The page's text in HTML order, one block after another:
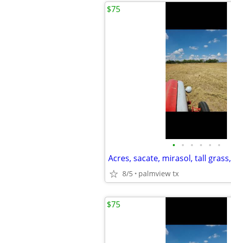
• • • • • •
Acres, sacate, mirasol, tall grass,
8/5 palmview tx
$75
$75